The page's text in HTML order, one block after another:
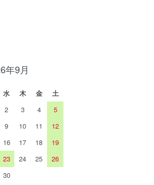
年9月
水 木 金
土
2 3 4
5
9 10 11
12
16 17 18
19
23 24 25
26
30